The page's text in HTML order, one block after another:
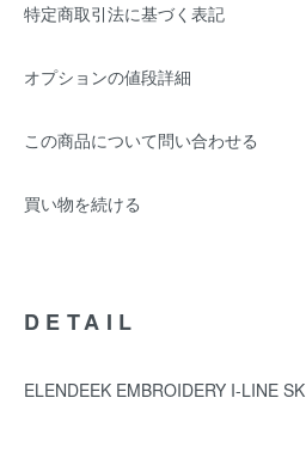
特定商取引法に基づく表記
オプションの値段詳細
この商品について問い合わせる
買い物を続ける
DETAIL
ELENDEEK EMBROIDERY I-LINE SK